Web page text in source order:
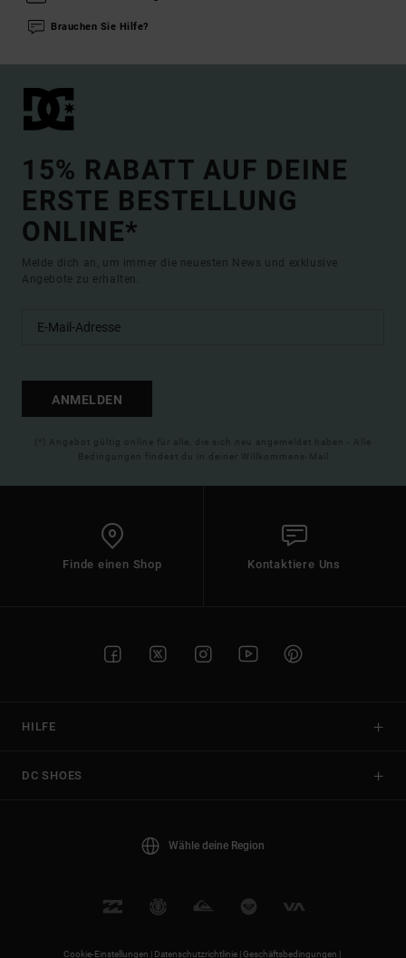
Brauchen Sie Hilfe?
15% RABATT AUF DEINE
ERSTE BESTELLUNG
ONLINE*
Melde dich an, um immer die neuesten News und exklusive
Angebote zu erhalten.
ANMELDEN
(*) Angebot gültig online für alle, die sich neu angemeldet haben - Alle
Bedingungen findest du in deiner Willkommens-Mail
Finde einen Shop Kontaktiere Uns
HILFE
DC SHOES
Wähle deine Region
Cookie-Einstellungen | Datenschutzrichtlinie |Geschäftsbedingungen |